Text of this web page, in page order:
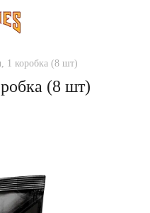
1 коробка (8 шт)
(8 шт)